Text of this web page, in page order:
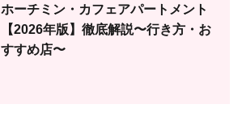
ホーチミン・カフェアパートメント
【2026年版】徹底解説〜行き方・お
すすめ店〜